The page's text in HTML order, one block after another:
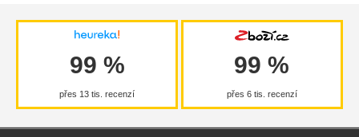
99 %
přes 13 tis. recenzí
99 %
přes 6 tis. recenzí